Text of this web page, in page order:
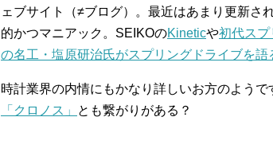
ェブサイト（≠ブログ）。最近はあまり更新さ
的かつマニアック。SEIKOのKineticや初代スプ
の名工・塩原研治氏がスプリングドライブを語
時計業界の内情にもかなり詳しいお方のよう
「クロノス」
とも繋がりがある？